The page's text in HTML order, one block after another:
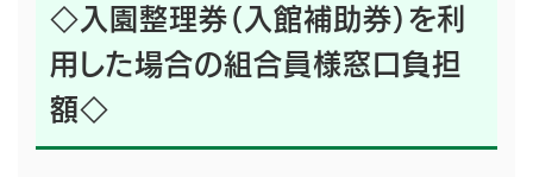
◇入園整理券（入館補助券）を利
用した場合の組合員様窓口負担
額◇